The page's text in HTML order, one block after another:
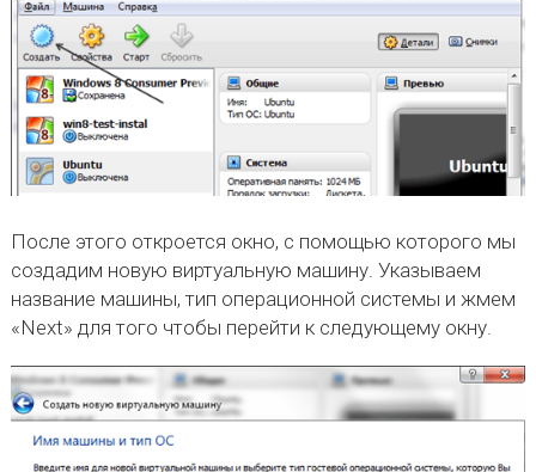
После этого откроется окно, с помощью которого мы
создадим новую виртуальную машину. Указываем
название машины, тип операционной системы и жмем
«Next» для того чтобы перейти к следующему окну.